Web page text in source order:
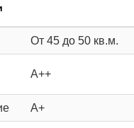
От 45 до 50 кв.м.
А++
А+